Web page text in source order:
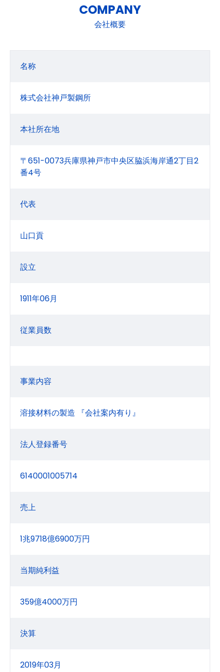
COMPANY
会社概要
名称
株式会社神戸製鋼所
本社所在地
〒651-0073兵庫県神戸市中央区脇浜海岸通2丁目2
番4号
代表
山口貢
設立
1911年06月
従業員数
事業内容
溶接材料の製造 『会社案内有り』
法人登録番号
6140001005714
売上
1兆9718億6900万円
当期純利益
359億4000万円
決算
2019年03月